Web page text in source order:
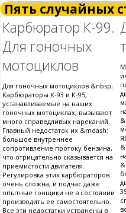
Пять случайных
Карбюратор К-99.
Для гоночных
мотоциклов
Для гоночных мотоциклов &nbsp;
Карбюраторы К-93 и К-95,
устанавливаемые на наших
гоночных мотоциклах, вызывают
много справедливых нареканий.
Главный недостаток их &mdash;
большое внутреннее
сопротивление протоку бензина,
что отрицательно сказывается на
приемистости двигателя.
Регулировка этих карбюраторов
очень сложна, и подчас даже
опытные гонщики не в состоянии
производить ее самостоятельно.
Все эти недостатки устранены в